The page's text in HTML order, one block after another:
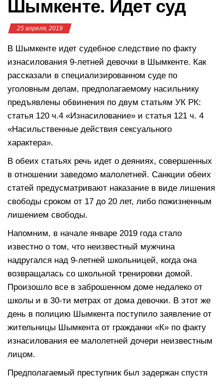
Шымкенте. Идет суд
25 апреля, 2019
В Шымкенте идет судебное следствие по факту
изнасилования 9-летней девочки в Шымкенте. Как
рассказали в специализированном суде по
уголовным делам, предполагаемому насильнику
предъявлены обвинения по двум статьям УК РК:
статья 120 ч.4 «Изнасилование» и статья 121 ч. 4
«Насильственные действия сексуального
характера».
В обеих статьях речь идет о деяниях, совершенных
в отношении заведомо малолетней. Санкции обеих
статей предусматривают наказание в виде лишения
свободы сроком от 17 до 20 лет, либо пожизненным
лишением свободы.
Напомним, в начале январе 2019 года стало
известно о том, что неизвестный мужчина
надругался над 9-летней школьницей, когда она
возвращалась со школьной тренировки домой.
Произошло все в заброшенном доме недалеко от
школы и в 30-ти метрах от дома девочки. В этот же
день в полицию Шымкента поступило заявление от
жительницы Шымкента от гражданки «К» по факту
изнасилования ее малолетней дочери неизвестным
лицом.
Предполагаемый преступник был задержан спустя